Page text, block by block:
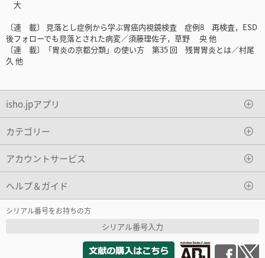
大
〔連 載〕 見落とし症例から学ぶ胃癌内視鏡検査 症例8 再検査，ESD
後フォローでも見落とされた病変／須藤理佐子，草野 央 他
〔連 載〕「胃炎の京都分類」の使い方 第35 回 残胃胃炎とは／村尾
久 他
isho.jpアプリ
カテゴリー
アカウントサービス
ヘルプ＆ガイド
シリアル番号をお持ちの方
シリアル番号入力